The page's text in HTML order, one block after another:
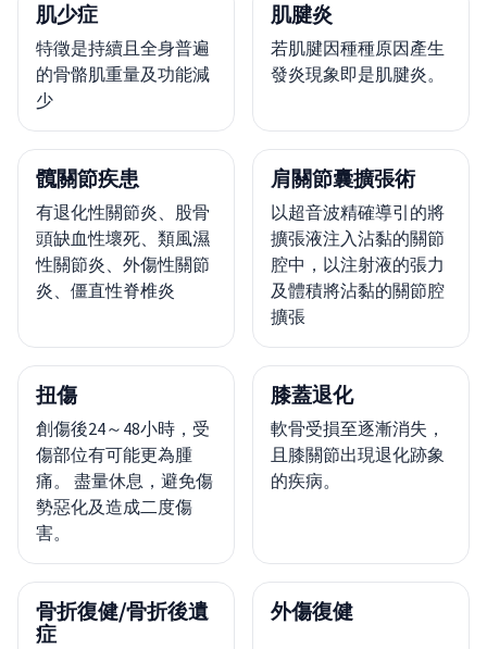
肌少症
特徵是持續且全身普遍
的骨骼肌重量及功能減
少
肌腱炎
若肌腱因種種原因產生
發炎現象即是肌腱炎。
髖關節疾患
有退化性關節炎、股骨
頭缺血性壞死、類風濕
性關節炎、外傷性關節
炎、僵直性脊椎炎
肩關節囊擴張術
以超音波精確導引的將
擴張液注入沾黏的關節
腔中，以注射液的張力
及體積將沾黏的關節腔
擴張
扭傷
創傷後24～48小時，受
傷部位有可能更為腫
痛。 盡量休息，避免傷
勢惡化及造成二度傷
害。
膝蓋退化
軟骨受損至逐漸消失，
且膝關節出現退化跡象
的疾病。
骨折復健/骨折後遺
症
外傷復健